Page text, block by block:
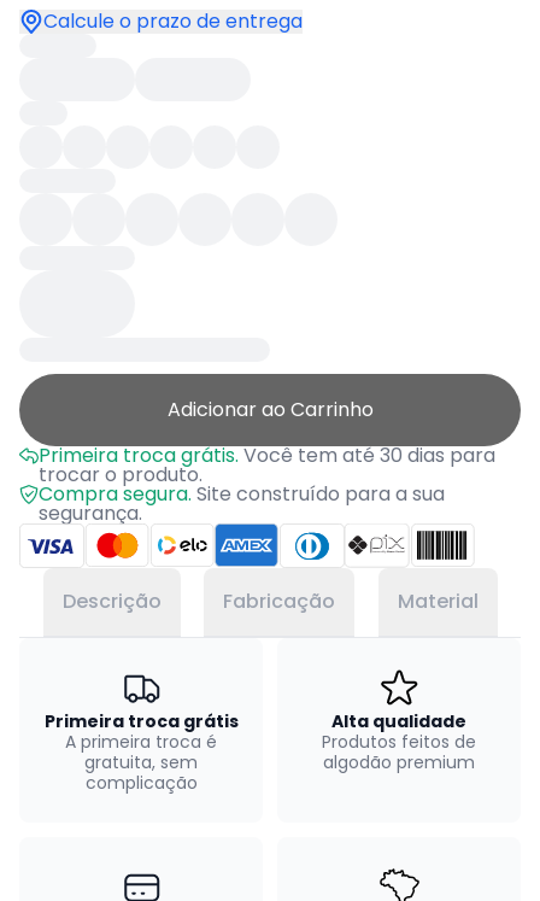
Calcule o prazo de entrega
Adicionar ao Carrinho
Primeira troca grátis.Você tem até 30 dias para
trocar o produto.
Compra segura. Site construído para a sua
segurança.
Descrição Fabricação Material
Primeira troca grátis
A primeira troca é
gratuita, sem
complicação
Alta qualidade
Produtos feitos de
algodão premium